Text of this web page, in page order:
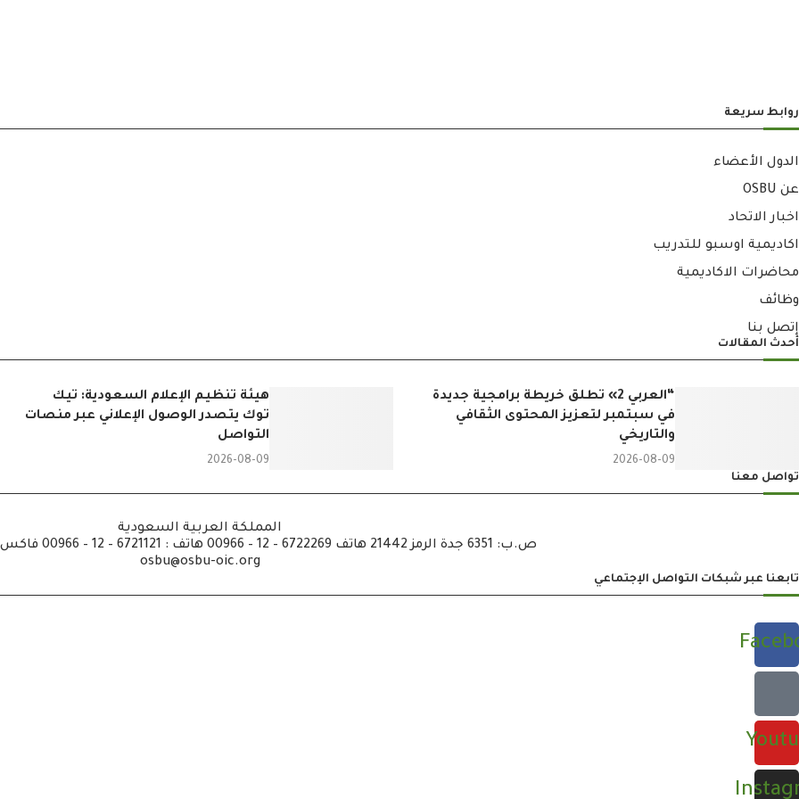
روابط سريعة
الدول الأعضاء
عن OSBU
اخبار الاتحاد
اكاديمية اوسبو للتدريب
محاضرات الاكاديمية
وظائف
إتصل بنا
أحدث المقالات
“العربي 2» تطلق خريطة برامجية جديدة
في سبتمبر لتعزيز المحتوى الثقافي
والتاريخي
2026-08-09
هيئة تنظيم الإعلام السعودية: تيك
توك يتصدر الوصول الإعلاني عبر منصات
التواصل
2026-08-09
تواصل معنا
المملكة العربية السعودية
ص.ب: 6351 جدة الرمز 21442 هاتف 6722269 – 12 – 00966 هاتف : 6721121 – 12 – 00966 فاكس : 6722600 – 12 – 00966
osbu@osbu-oic.org
تابعنا عبر شبكات التواصل الإجتماعي